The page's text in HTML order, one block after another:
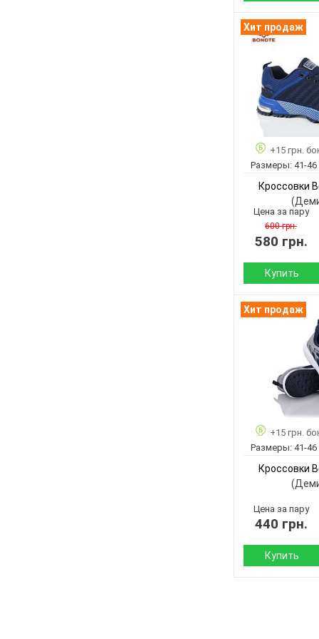
Сезон:
Материал верха:
Материал
внутри:
Подошва :
Страна
производитель:
Бренд:
Артикул:
Размер:
Кол-во пар:
Цвет:
Пол:
Хит продаж
+15 грн.
Размеры: 41-46
Кроссовки
Цена за пару
600 грн.
580 грн.
Купить
Сезон:
Материал верха:
производитель:
Бренд:
Артикул:
Размер:
Кол-во пар:
Пол:
Хит продаж
+15 грн.
Размеры: 41-46
Кроссовки
Цена за пару
440 грн.
Купить